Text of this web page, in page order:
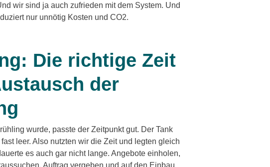
wir sind ja auch zufrieden mit dem System. Und
nur unnötig Kosten und CO2.
Die richtige Zeit
der
wurde, passte der Zeitpunkt gut. Der Tank
leer. Also nutzten wir die Zeit und legten gleich
es auch gar nicht lange. Angebote einholen,
Auftrag vergeben und auf den Einbau